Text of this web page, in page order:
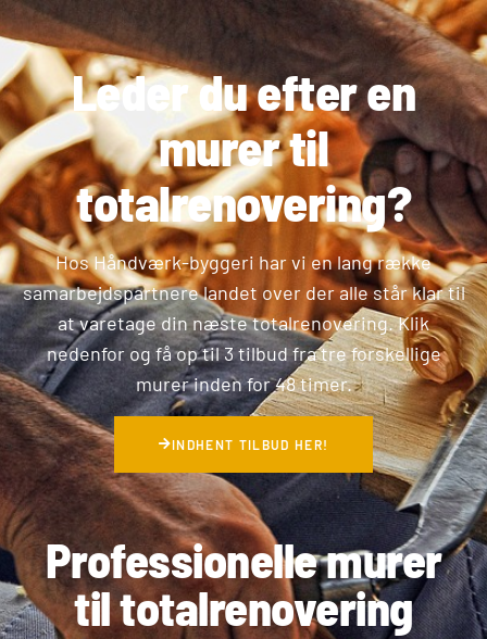
Leder du efter en
murer til
totalrenovering?
Hos Håndværk-byggeri har vi en lang række
samarbejdspartnere landet over der alle står klar til
at varetage din næste totalrenovering. Klik
nedenfor og få op til 3 tilbud fra tre forskellige
murer inden for 48 timer.
INDHENT TILBUD HER!
Professionelle murer
til totalrenovering